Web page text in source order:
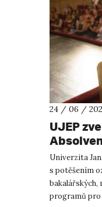
24 / 06 /
UJEP
diplomy
Univerzita
s potěšením
programů pro